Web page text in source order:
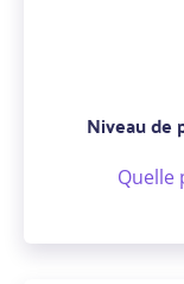
Niveau de
Quelle